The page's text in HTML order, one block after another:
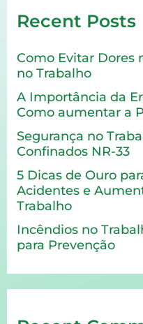
Recent Posts
Como Evitar Dores
no Trabalho
A Importância da
Como aumentar a
Segurança no
Confinados NR-33
5 Dicas de Ouro
Acidentes e
Trabalho
Incêndios no
para Prevenção